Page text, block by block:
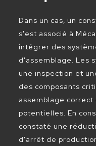
Dans un cas, un
s'est associé à
intégrer des
d'assemblage. Les
une inspection et
des composants
assemblage
potentielles. En
constaté une
d'arrêt de